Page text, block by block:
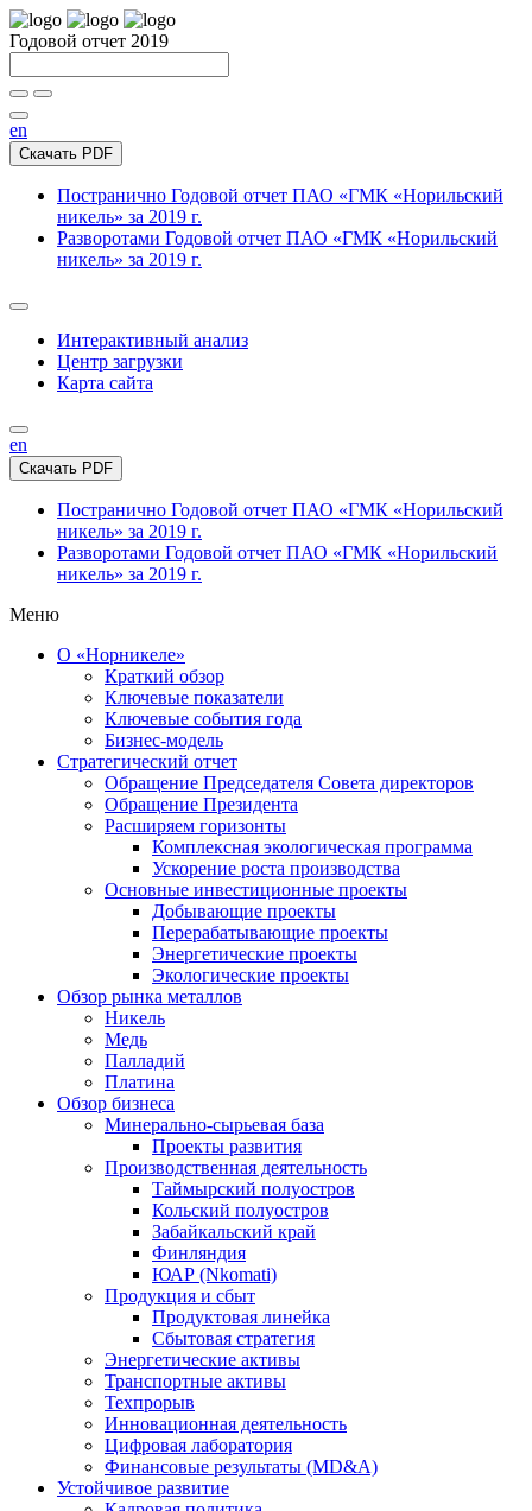
Годовой отчет 2019
en
Скачать PDF
Постранично Годовой отчет ПАО «ГМК «Норильский
никель» за 2019 г.
Разворотами Годовой отчет ПАО «ГМК «Норильский
никель» за 2019 г.
Интерактивный анализ
Центр загрузки
Карта сайта
en
Скачать PDF
Постранично Годовой отчет ПАО «ГМК «Норильский
никель» за 2019 г.
Разворотами Годовой отчет ПАО «ГМК «Норильский
никель» за 2019 г.
Меню
О «Норникеле»
Краткий обзор
Ключевые показатели
Ключевые события года
Бизнес-модель
Стратегический отчет
Обращение Председателя Совета директоров
Обращение Президента
Расширяем горизонты
Комплексная экологическая программа
Ускорение роста производства
Основные инвестиционные проекты
Добывающие проекты
Перерабатывающие проекты
Энергетические проекты
Экологические проекты
Обзор рынка металлов
Никель
Медь
Палладий
Платина
Обзор бизнеса
Минерально-сырьевая база
Проекты развития
Производственная деятельность
Таймырский полуостров
Кольский полуостров
Забайкальский край
Финляндия
ЮАР (Nkomati)
Продукция и сбыт
Продуктовая линейка
Сбытовая стратегия
Энергетические активы
Транспортные активы
Техпрорыв
Инновационная деятельность
Цифровая лаборатория
Финансовые результаты (MD&A)
Устойчивое развитие